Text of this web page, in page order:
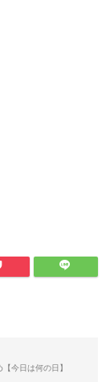
今日は何の日】